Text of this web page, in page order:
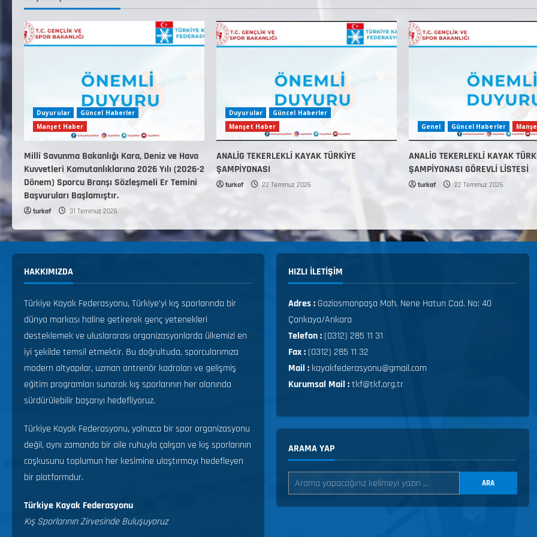
Duyurular
Güncel Haberler
Manşet Haber
Millî Savunma Bakanlığı Kara, Deniz ve Hava
Kuvvetleri Komutanlıklarına 2026 Yılı (2026-2
Dönem) Sporcu Branşı Sözleşmeli Er Temini
Başvuruları Başlamıştır.
turkaf 31 Temmuz 2026
Duyurular
Güncel Haberler
Manşet Haber
ANALİG TEKERLEKLİ KAYAK TÜRKİYE
ŞAMPİYONASI
turkaf 22 Temmuz 2026
Genel Güncel Haberler
ANALİG TEKERLEKLİ KAYAK
ŞAMPİYONASI GÖREVLİ LİSTESİ
turkaf 22 Temmuz 2026
HAKKIMIZDA
Türkiye Kayak Federasyonu, Türkiye’yi kış sporlarında bir
dünya markası haline getirerek genç yetenekleri
desteklemek ve uluslararası organizasyonlarda ülkemizi en
iyi şekilde temsil etmektir. Bu doğrultuda, sporcularımıza
modern altyapılar, uzman antrenör kadroları ve gelişmiş
eğitim programları sunarak kış sporlarının her alanında
sürdürülebilir başarıyı hedefliyoruz.
Türkiye Kayak Federasyonu, yalnızca bir spor organizasyonu
değil, aynı zamanda bir aile ruhuyla çalışan ve kış sporlarının
coşkusunu toplumun her kesimine ulaştırmayı hedefleyen
bir platformdur.
Türkiye Kayak Federasyonu
Kış Sporlarının Zirvesinde Buluşuyoruz
HIZLI ILETIŞIM
Adres : Gaziosmanpaşa Mah. Nene Hatun Cad. No: 40
Çankaya/Ankara
Telefon :(0312) 285 11 31
Fax :(0312) 285 11 32
Mail : kayakfederasyonu@gmail.com
Kurumsal Mail :tkf@tkf.org.tr
ARAMA YAP
ARA